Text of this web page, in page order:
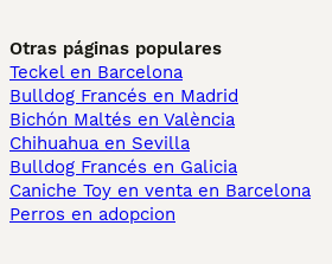
Otras páginas populares
Teckel en Barcelona
Bulldog Francés en Madrid
Bichón Maltés en València
Chihuahua en Sevilla
Bulldog Francés en Galicia
Caniche Toy en venta en Barcelona
Perros en adopcion